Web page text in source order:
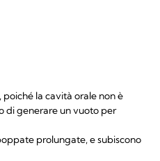
poiché la cavità orale non è
di generare un vuoto per
prolungate, e subiscono